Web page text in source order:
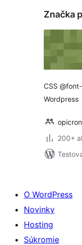
Značka
CSS
Wordpress
opicron
200+
O WordPress
Novinky
Hosting
Súkromie